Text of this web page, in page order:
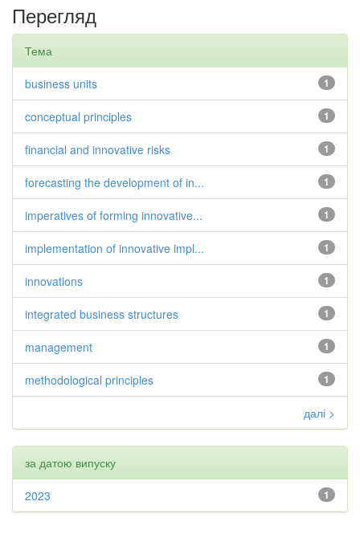
Перегляд
Тема
1
business units
1
conceptual principles
1
financial and innovative risks
1
forecasting the development of in...
1
imperatives of forming innovative...
1
implementation of innovative impl...
1
innovations
1
integrated business structures
1
management
1
methodological principles
далі >
за датою випуску
1
2023